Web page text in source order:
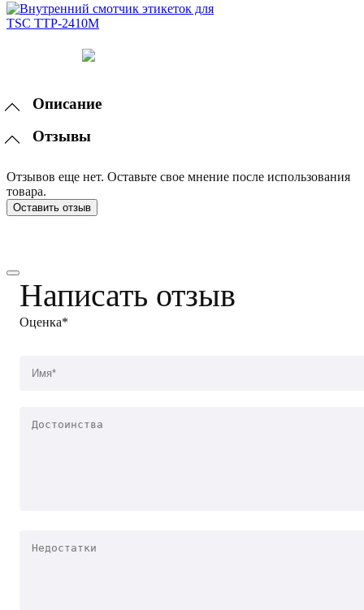
Описание
Отзывы
Отзывов еще нет. Оставьте свое мнение после использования
товара.
Оставить отзыв
Написать отзыв
Оценка*